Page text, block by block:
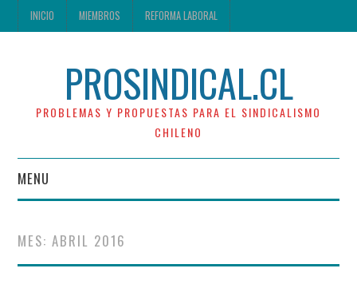
INICIO MIEMBROS REFORMA LABORAL
PROSINDICAL.CL
PROBLEMAS Y PROPUESTAS PARA EL SINDICALISMO
CHILENO
MENU
MIEMBROS
MES:ABRIL 2016